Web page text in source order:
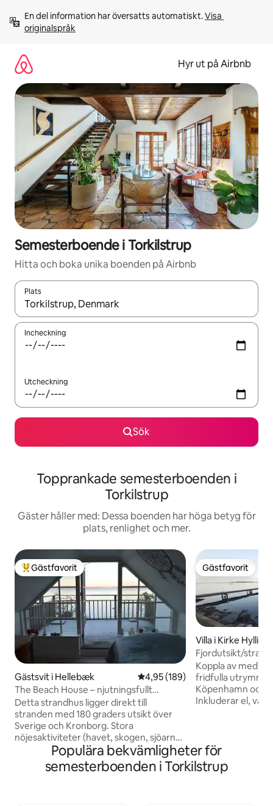
innehåll
En del information har översatts automatiskt. Visa
originalspråk
Hyr ut på Airbnb
Semesterboende i Torkilstrup
Hitta och boka unika boenden på Airbnb
Plats
När resultaten är tillgängliga kan du navigera med upp- och
Incheckning
Utcheckning
Sök
Topprankade semesterboenden i
Torkilstrup
Gäster håller med: Dessa boenden har höga betyg för
plats, renlighet och mer.
Populär gästfavorit
Gästfavorit
Gästsvit i Hellebæk 4,95 av 5 i genomsnittligt
4,95 (189)
The Beach House – njutningsfullt
boende vid vattnet
Detta strandhus ligger direkt till
stranden med 180 graders utsikt över
Sverige och Kronborg. Stora
nöjesaktiviteter (havet, skogen, sjöarna,
Kronborgs slott och Søfartsmuseet
(Unesco Attraction). Du kommer att
älska detta hus på grund av den
Gästfavorit
Gästfavorit
Villa i Kirke
Fjordutsikt/
Koppla av med
fridfulla
Köpenhamn och
Inkluderar el,
justeras upp och
värmepumpen
massor av
Populära bekvämligheter för
semesterboenden i Torkilstrup